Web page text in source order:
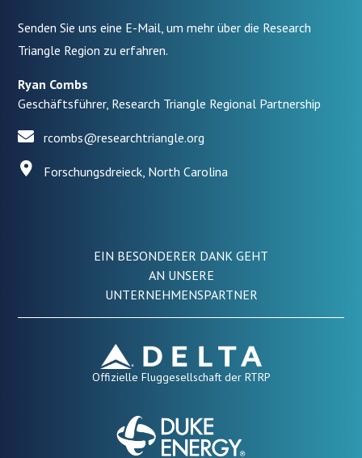
Senden Sie uns eine E-Mail, um mehr über die Research
Triangle Region zu erfahren.
Ryan Combs
Geschäftsführer, Research Triangle Regional Partnership
rcombs@researchtriangle.org
Forschungsdreieck, North Carolina
EIN BESONDERER DANK GEHT
AN UNSERE
UNTERNEHMENSPARTNER
Offizielle Fluggesellschaft der RTRP